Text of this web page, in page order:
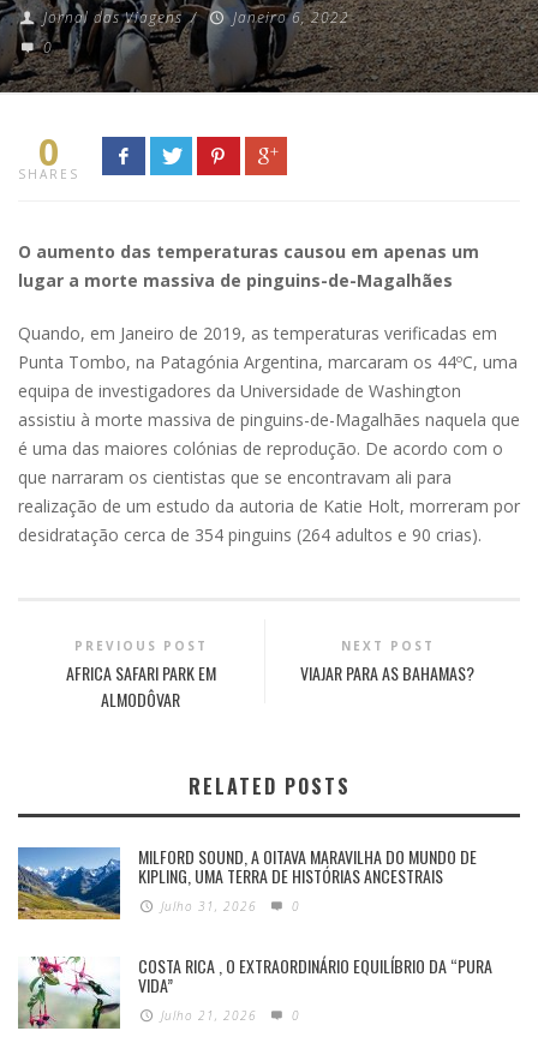
Jornal das Viagens /
Janeiro 6, 2022
0
0
SHARES
O aumento das temperaturas causou em apenas um
lugar a morte massiva de pinguins-de-Magalhães
Quando, em Janeiro de 2019, as temperaturas verificadas em
Punta Tombo, na Patagónia Argentina, marcaram os 44ºC, uma
equipa de investigadores da Universidade de Washington
assistiu à morte massiva de pinguins-de-Magalhães naquela que
é uma das maiores colónias de reprodução. De acordo com o
que narraram os cientistas que se encontravam ali para
realização de um estudo da autoria de Katie Holt, morreram por
desidratação cerca de 354 pinguins (264 adultos e 90 crias).
PREVIOUS POST
AFRICA SAFARI PARK EM
ALMODÔVAR
NEXT POST
VIAJAR PARA AS BAHAMAS?
RELATED POSTS
MILFORD SOUND, A OITAVA MARAVILHA DO MUNDO DE
KIPLING, UMA TERRA DE HISTÓRIAS ANCESTRAIS
Julho 31, 2026 0
COSTA RICA , O EXTRAORDINÁRIO EQUILÍBRIO DA “PURA
VIDA”
Julho 21, 2026 0